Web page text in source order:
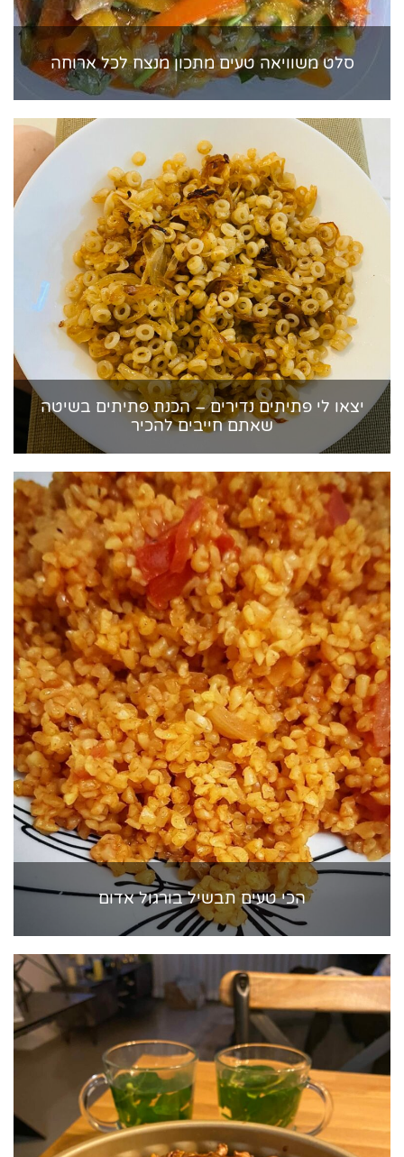
סלט משוויאה טעים מתכון מנצח לכל ארוחה
יצאו לי פתיתים נדירים – הכנת פתיתים בשיטה
שאתם חייבים להכיר
הכי טעים תבשיל בורגול אדום